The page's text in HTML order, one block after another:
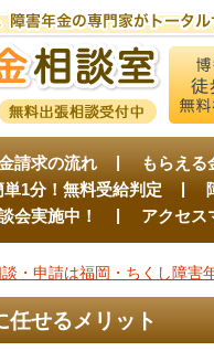
請求の流れ もらえる
単1分！無料受給判定
会実施中！
アクセス
・申請は福岡・ちくし障害
任せるメリット